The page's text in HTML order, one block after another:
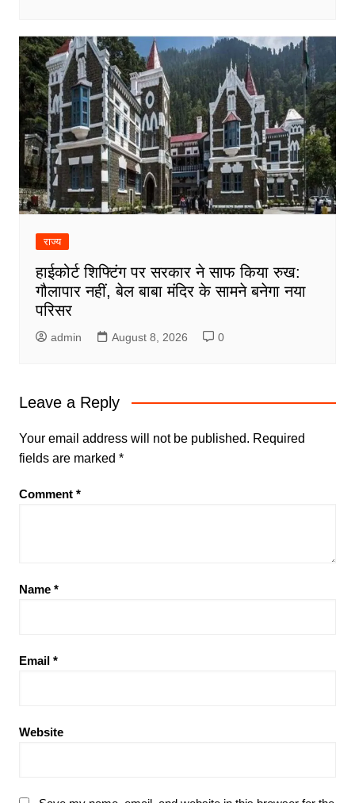
राज्य
हाईकोर्ट शिफ्टिंग पर सरकार ने साफ किया रुख:
गौलापार नहीं, बेल बाबा मंदिर के सामने बनेगा नया
परिसर
admin August 8, 2026 0
Leave a Reply
Your email address will not be published. Required
fields are marked *
Comment *
Name *
Email *
Website